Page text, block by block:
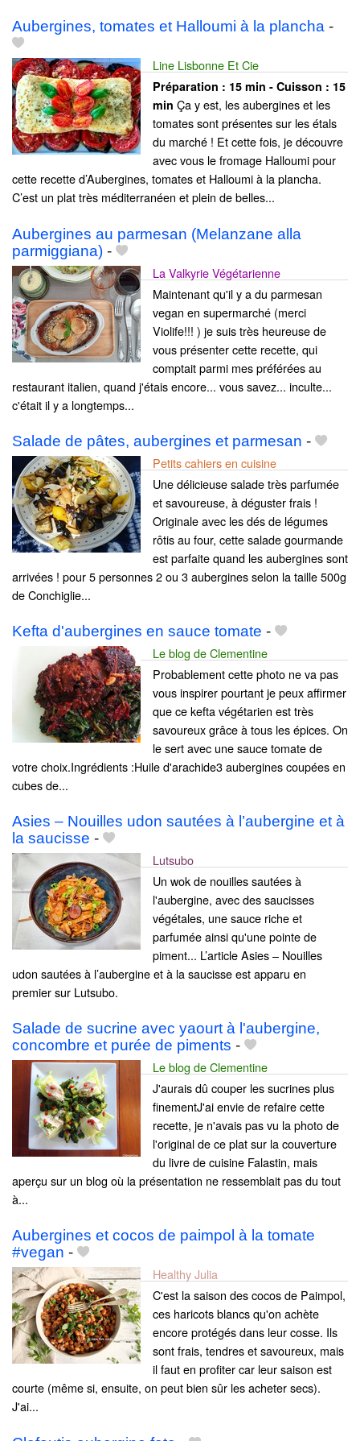
Aubergines, tomates et Halloumi à la plancha -
Line Lisbonne Et Cie
Préparation : 15 min - Cuisson : 15
min Ça y est, les aubergines et les
tomates sont présentes sur les étals
du marché ! Et cette fois, je découvre
avec vous le fromage Halloumi pour
cette recette d’Aubergines, tomates et Halloumi à la plancha.
C’est un plat très méditerranéen et plein de belles...
Aubergines au parmesan (Melanzane alla
parmiggiana) -
La Valkyrie Végétarienne
Maintenant qu'il y a du parmesan
vegan en supermarché (merci
Violife!!! ) je suis très heureuse de
vous présenter cette recette, qui
comptait parmi mes préférées au
restaurant italien, quand j'étais encore... vous savez... inculte...
c'était il y a longtemps...
Salade de pâtes, aubergines et parmesan -
Petits cahiers en cuisine
Une délicieuse salade très parfumée
et savoureuse, à déguster frais !
Originale avec les dés de légumes
rôtis au four, cette salade gourmande
est parfaite quand les aubergines sont
arrivées ! pour 5 personnes 2 ou 3 aubergines selon la taille 500g
de Conchiglie...
Kefta d'aubergines en sauce tomate -
Le blog de Clementine
Probablement cette photo ne va pas
vous inspirer pourtant je peux affirmer
que ce kefta végétarien est très
savoureux grâce à tous les épices. On
le sert avec une sauce tomate de
votre choix.Ingrédients :Huile d'arachide3 aubergines coupées en
cubes de...
Asies – Nouilles udon sautées à l’aubergine et à
la saucisse -
Lutsubo
Un wok de nouilles sautées à
l'aubergine, avec des saucisses
végétales, une sauce riche et
parfumée ainsi qu'une pointe de
piment... L’article Asies – Nouilles
udon sautées à l’aubergine et à la saucisse est apparu en
premier sur Lutsubo.
Salade de sucrine avec yaourt à l'aubergine,
concombre et purée de piments -
Le blog de Clementine
J'aurais dû couper les sucrines plus
finementJ'ai envie de refaire cette
recette, je n'avais pas vu la photo de
l'original de ce plat sur la couverture
du livre de cuisine Falastin, mais
aperçu sur un blog où la présentation ne ressemblait pas du tout
à...
Aubergines et cocos de paimpol à la tomate
#vegan -
Healthy Julia
C'est la saison des cocos de Paimpol,
ces haricots blancs qu'on achète
encore protégés dans leur cosse. Ils
sont frais, tendres et savoureux, mais
il faut en profiter car leur saison est
courte (même si, ensuite, on peut bien sûr les acheter secs).
J'ai...